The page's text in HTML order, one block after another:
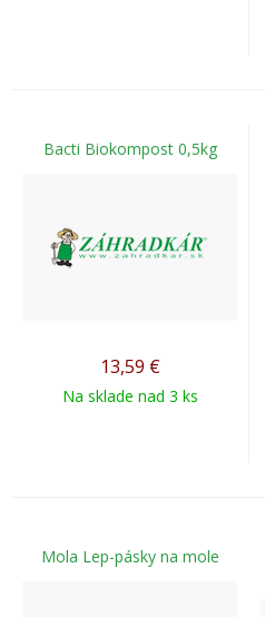
Bacti Biokompost 0,5kg
13,59 €
Na sklade nad 3 ks
Mola Lep-pásky na mole